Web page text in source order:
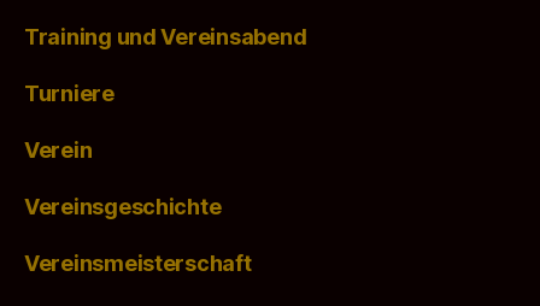
Training und Vereinsabend
Turniere
Verein
Vereinsgeschichte
Vereinsmeisterschaft